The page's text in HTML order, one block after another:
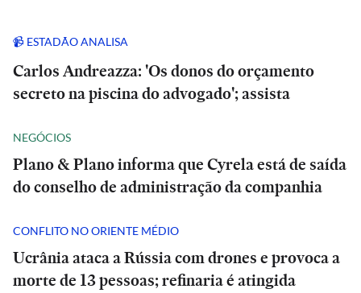
📹 ESTADÃO ANALISA
Carlos Andreazza: 'Os donos do orçamento
secreto na piscina do advogado'; assista
NEGÓCIOS
Plano & Plano informa que Cyrela está de saída
do conselho de administração da companhia
CONFLITO NO ORIENTE MÉDIO
Ucrânia ataca a Rússia com drones e provoca a
morte de 13 pessoas; refinaria é atingida